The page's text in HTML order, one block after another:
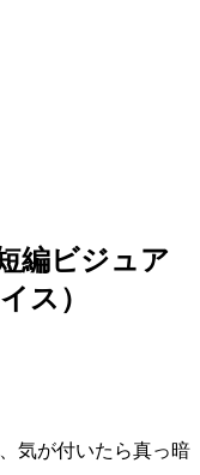
編ビジュア
ス）
気が付いたら真っ暗